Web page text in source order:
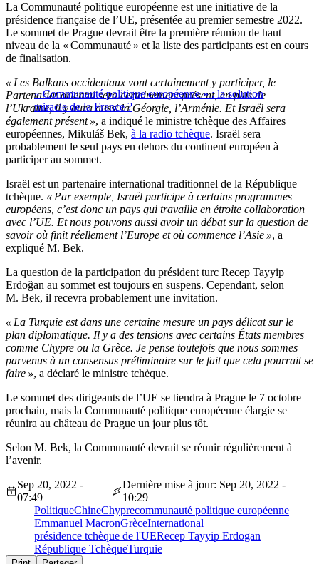
La Communauté politique européenne est une initiative de la
présidence française de l’UE, présentée au premier semestre 2022.
Le sommet de Prague devrait être la première réunion de haut
niveau de la « Communauté » et la liste des participants est en cours
de finalisation.
« Communauté politique européenne » : la solution
miracle de la France ?
« Les Balkans occidentaux vont certainement y participer, le
Partenariat oriental sera certainement présent, en plus de
l’Ukraine, il y aura aussi la Géorgie, l’Arménie. Et Israël sera
également présent », a indiqué le ministre tchèque des Affaires
européennes, Mikuláš Bek, à la radio tchèque. Israël sera
probablement le seul pays en dehors du continent européen à
participer au sommet.
Israël est un partenaire international traditionnel de la République
tchèque. « Par exemple, Israël participe à certains programmes
européens, c’est donc un pays qui travaille en étroite collaboration
avec l’UE. Et nous pouvons aussi avoir un débat sur la question de
savoir où finit réellement l’Europe et où commence l’Asie », a
expliqué M. Bek.
La question de la participation du président turc Recep Tayyip
Erdoğan au sommet est toujours en suspens. Cependant, selon
M. Bek, il recevra probablement une invitation.
« La Turquie est dans une certaine mesure un pays délicat sur le
plan diplomatique. Il y a des tensions avec certains États membres
comme Chypre ou la Grèce. Je pense toutefois que nous sommes
parvenus à un consensus préliminaire sur le fait que cela pourrait se
faire », a déclaré le ministre tchèque.
Le sommet des dirigeants de l’UE se tiendra à Prague le 7 octobre
prochain, mais la Communauté politique européenne élargie se
réunira au château de Prague un jour plus tôt.
Selon M. Bek, la Communauté devrait se réunir régulièrement à
l’avenir.
Sep 20, 2022 -
07:49
Dernière mise à jour: Sep 20, 2022 -
10:29
PolitiqueChineChyprecommunauté politique européenne
Emmanuel MacronGrèceInternational
présidence tchèque de l'UERecep Tayyip Erdogan
République TchèqueTurquie